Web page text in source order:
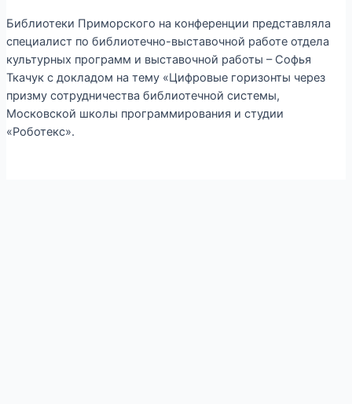
Библиотеки Приморского на конференции представляла
специалист по библиотечно-выставочной работе отдела
культурных программ и выставочной работы – Софья
Ткачук с докладом на тему «Цифровые горизонты через
призму сотрудничества библиотечной системы,
Московской школы программирования и студии
«Роботекс».